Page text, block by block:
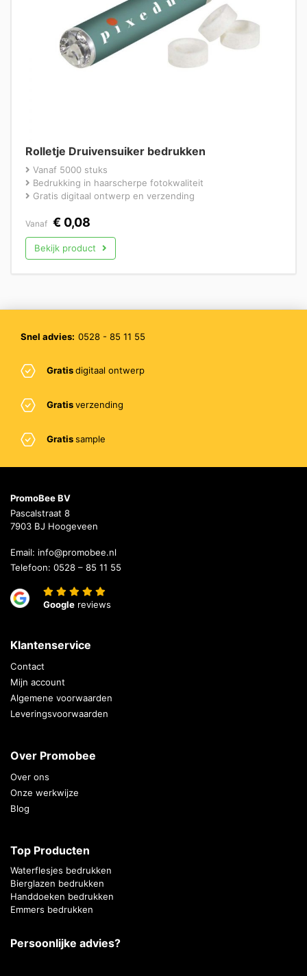
Rolletje Druivensuiker bedrukken
Vanaf 5000 stuks
Bedrukking in haarscherpe fotokwaliteit
Gratis digitaal ontwerp en verzending
Vanaf € 0,08
Bekijk product
Snel advies: 0528 - 85 11 55
Gratisdigitaal ontwerp
Gratisverzending
Gratissample
PromoBee BV
Pascalstraat 8
7903 BJ Hoogeveen
Email: info@promobee.nl
Telefoon: 0528 – 85 11 55
Google reviews
Klantenservice
Contact
Mijn account
Algemene voorwaarden
Leveringsvoorwaarden
Over Promobee
Over ons
Onze werkwijze
Blog
Top Producten
Waterflesjes bedrukken
Bierglazen bedrukken
Handdoeken bedrukken
Emmers bedrukken
Persoonlijke advies?